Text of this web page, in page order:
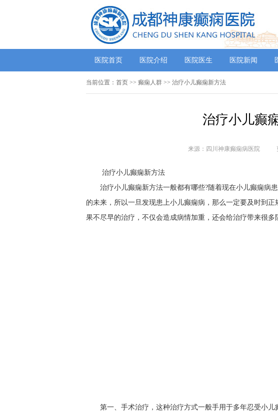
医院首页 医院介绍 医院医生 医院新闻
当前位置： 首页 >> 癫痫人群 >> 治疗小儿癫痫新方法
治疗小儿癫
来源：四川神康癫痫病医院
治疗小儿癫痫新方法
治疗小儿癫痫新方法一般都有哪些?随着现在小儿癫痫病
的未来，所以一旦发现患上小儿癫痫病，那么一定要及时到
果不尽早的治疗，不仅会造成病情加重，还会给治疗带来很
第一、手术治疗，这种治疗方式一般手用于多年忍受小